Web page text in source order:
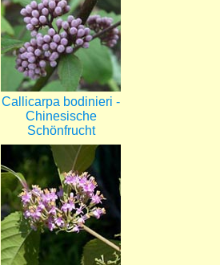
Callicarpa bodinieri -
Chinesische
Schönfrucht